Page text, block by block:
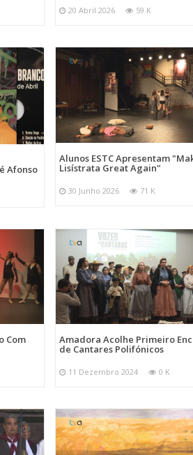
20 Abril 2026 59 K
Afonso
Alunos ESTC Apresentam
Lisístrata Great Again"
30 Junho 2026 71 K
Com Amadora Acolhe Primeiro
de Cantares Polifónicos
11 Dezembro 2024 0 K